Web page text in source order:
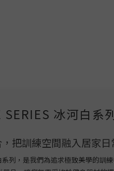
SERIES 冰河白
把訓練空間融入居家
系列，是我們為追求極致美學的訓